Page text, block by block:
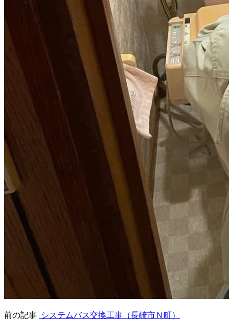
前の記事 システムバス交換工事（長崎市Ｎ町）